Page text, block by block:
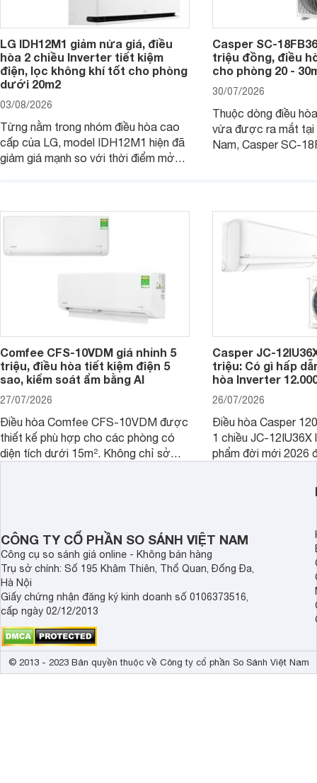
LG IDH12M1 giảm nửa giá, điều
hòa 2 chiều Inverter tiết kiệm
điện, lọc không khí tốt cho phòng
dưới 20m2
03/08/2026
Từng nằm trong nhóm điều hòa cao
cấp của LG, model IDH12M1 hiện đã
giảm giá mạnh so với thời điểm mở
đại.
Casper SC-
triệu đồng, điều
cho phòng 20 -
30/07/2026
Thuộc dòng điều
vừa được ra mắt
Nam, Casper SC-
nhiều tính năng và
Comfee CFS-10VDM giá nhỉnh 5
triệu, điều hòa tiết kiệm điện 5
sao, kiểm soát ẩm bằng AI
27/07/2026
Điều hòa Comfee CFS-10VDM được
thiết kế phù hợp cho các phòng có
diện tích dưới 15m². Không chỉ sở
mức giá dễ tiếp cận.
Casper JC-
triệu: Có gì hấp
hòa Inverter
26/07/2026
Điều hòa Casper
1 chiều JC-12IU36X
phẩm đời mới 2026
sở hữu khả năng
có giá bán rất hợp lý.
CÔNG TY CỔ PHẦN SO SÁNH VIỆT NAM
Công cụ so sánh giá online - Không bán hàng
Trụ sở chính: Số 195 Khâm Thiên, Thổ Quan, Đống Đa,
Hà Nội
Giấy chứng nhận đăng ký kinh doanh số 0106373516,
cấp ngày 02/12/2013
© 2013 - 2023 Bản quyền thuộc về Công ty cổ phần So Sánh Việt Nam